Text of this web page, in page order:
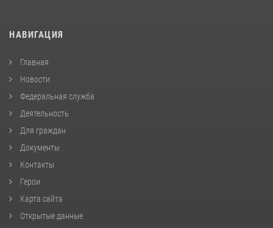
НАВИГАЦИЯ
Главная
Новости
Федеральная служба
Деятельность
Для граждан
Документы
Контакты
Герои
Карта сайта
Открытые данные